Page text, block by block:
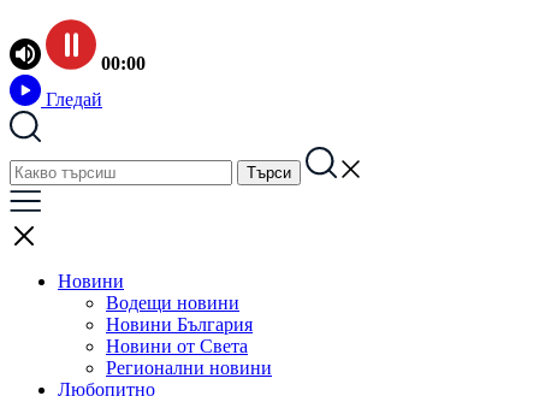
00:00
Гледай
Новини
Водещи новини
Новини България
Новини от Света
Регионални новини
Любопитно